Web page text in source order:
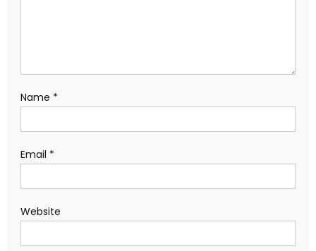
Name *
Email *
Website